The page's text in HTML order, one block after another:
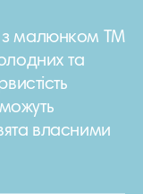
з малюнком ТМ
та
власними